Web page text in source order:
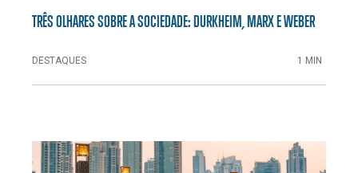
TRÊS OLHARES SOBRE A SOCIEDADE: DURKHEIM, MARX E WEBER
DESTAQUES 1 MIN